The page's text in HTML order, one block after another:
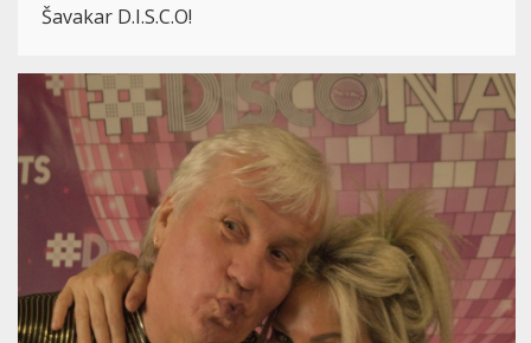
Šavakar D.I.S.C.O!